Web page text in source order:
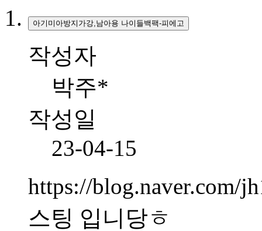
아기미아방지가강,남아용 나이들백팩-피에고
작성자
박주*
작성일
23-04-15
https://blog.naver.com/
스팅 입니당ㅎ